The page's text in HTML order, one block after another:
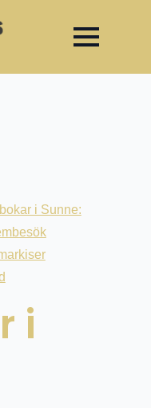
–
t.o.m 30 april
i Sunne:
i